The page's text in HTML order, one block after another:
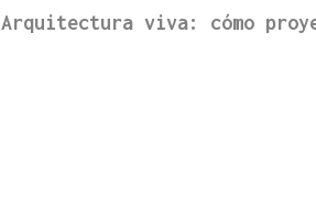
Arquitectura viva: cómo